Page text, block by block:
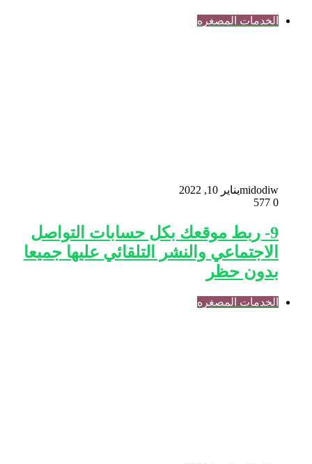
الخدمات المصغره
midodiwيناير 10, 2022
0
9- ربط موقعك بكل حسابات التواصل
الاجتماعي والنشر التلقائي عليها جميعا
بدون حظر
الخدمات المصغره